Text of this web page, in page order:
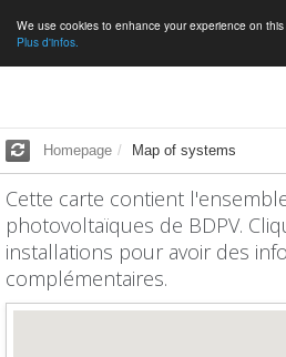
We use cookies to enhance your experience on
Plus d'infos.
Homepage Map of systems
Cette carte contient
photovoltaïques de BDPV.
installations pour avoir des
complémentaires.